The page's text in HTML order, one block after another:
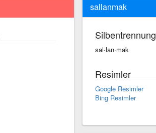
sallanmak
Silbentrennung
sal·lan·mak
Resimler
Google Resimler
Bing Resimler